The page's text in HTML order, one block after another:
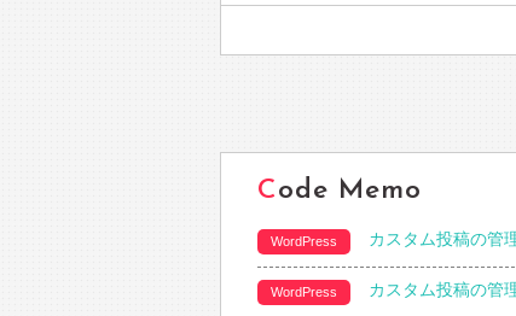
Code Memo
WordPress カスタム投稿の管
WordPress カスタム投稿の管